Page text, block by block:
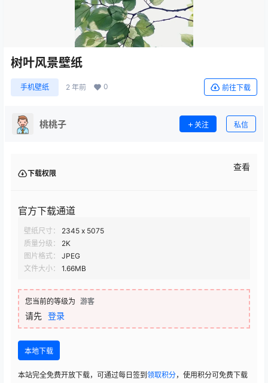
树叶风景壁纸
手机壁纸 2 年前 0 前往下载
桃桃子 关注 私信
下载权限
查看
官方下载通道
壁纸尺寸：
2345 x 5075
质量分级：
2K
图片格式：
JPEG
文件大小：
1.66MB
您当前的等级为 游客
请先 登录
本地下载
本站完全免费开放下载，可通过每日签到 领取积分，使用积分可免费下载